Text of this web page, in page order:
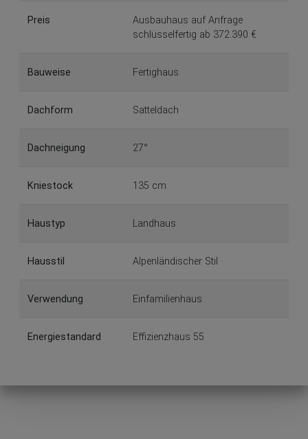
Preis
Ausbauhaus auf Anfrage
schlüsselfertig ab 372.390 €
Bauweise Fertighaus
Dachform Satteldach
Dachneigung 27°
Kniestock 135 cm
Haustyp Landhaus
Hausstil Alpenländischer Stil
Verwendung Einfamilienhaus
Energiestandard Effizienzhaus 55